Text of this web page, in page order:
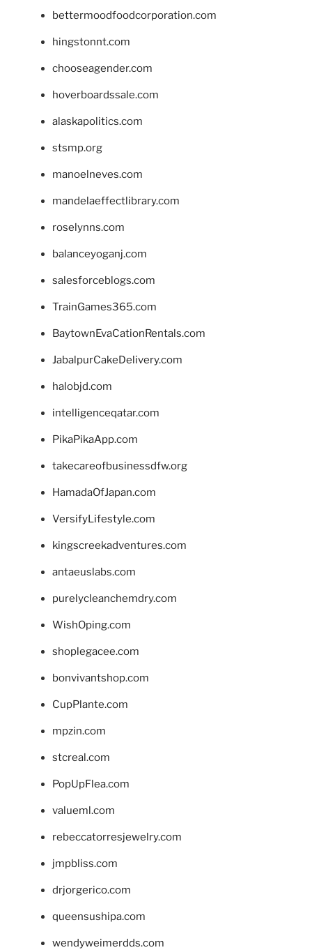
bettermoodfoodcorporation.com
hingstonnt.com
chooseagender.com
hoverboardssale.com
alaskapolitics.com
stsmp.org
manoelneves.com
mandelaeffectlibrary.com
roselynns.com
balanceyoganj.com
salesforceblogs.com
TrainGames365.com
BaytownEvaCationRentals.com
JabalpurCakeDelivery.com
halobjd.com
intelligenceqatar.com
PikaPikaApp.com
takecareofbusinessdfw.org
HamadaOfJapan.com
VersifyLifestyle.com
kingscreekadventures.com
antaeuslabs.com
purelycleanchemdry.com
WishOping.com
shoplegacee.com
bonvivantshop.com
CupPlante.com
mpzin.com
stcreal.com
PopUpFlea.com
valueml.com
rebeccatorresjewelry.com
jmpbliss.com
drjorgerico.com
queensushipa.com
wendyweimerdds.com